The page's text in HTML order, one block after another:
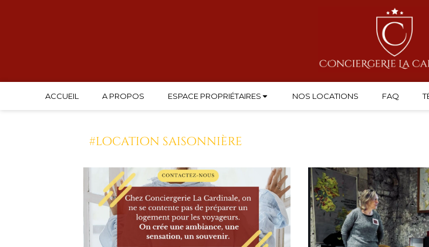
ACCUEIL A PROPOS ESPACE PROPRIÉTAIRES NOS LOCATIONS FAQ
#location saisonnière